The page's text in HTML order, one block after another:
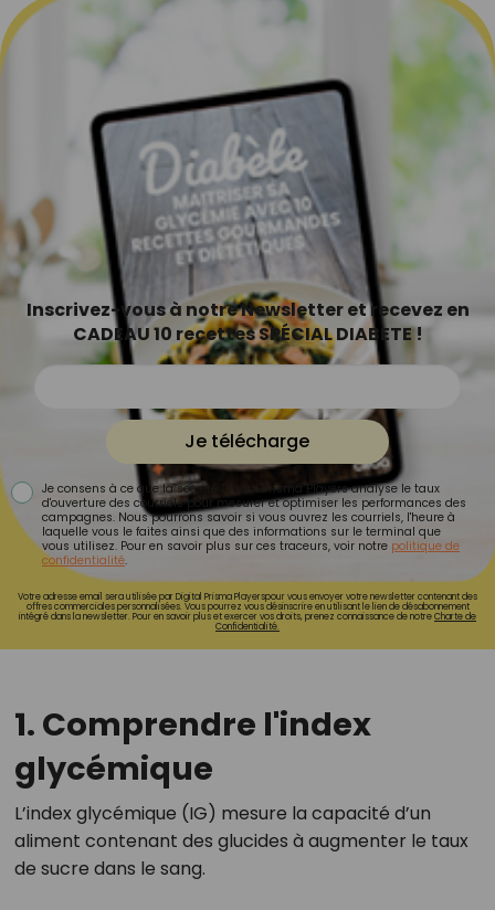
Inscrivez-vous à notre Newsletter et recevez en
CADEAU 10 recettes SPÉCIAL DIABETE !
Je télécharge
Je consens à ce que la société Digital Prisma Players analyse le taux
d'ouverture des courriels pour mesurer et optimiser les performances des
campagnes. Nous pourrons savoir si vous ouvrez les courriels, l'heure à
laquelle vous le faites ainsi que des informations sur le terminal que
vous utilisez. Pour en savoir plus sur ces traceurs, voir notre politique de
confidentialité.
Votre adresse email sera utilisée par Digital Prisma Playerspour vous envoyer votre newsletter contenant des
offres commerciales personnalisées. Vous pourrez vous désinscrire en utilisant le lien de désabonnement
intégré dans la newsletter. Pour en savoir plus et exercer vos droits, prenez connaissance de notreCharte de
Confidentialité.
1. Comprendre l'index
glycémique
L’index glycémique (IG) mesure la capacité d’un
aliment contenant des glucides à augmenter le taux
de sucre dans le sang.